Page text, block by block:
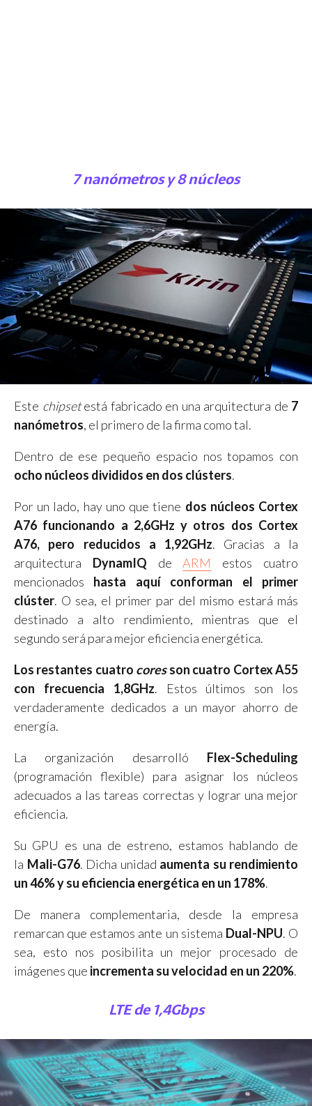
7 nanómetros y 8 núcleos
Este chipsetestá fabricado en una arquitectura de 7
nanómetros, el primero de la firma como tal.
Dentro de ese pequeño espacio nos topamos con
ocho núcleos divididos en dos clústers.
Por un lado, hay uno que tiene dos núcleos Cortex
A76 funcionando a 2,6GHz y otros dos Cortex
A76, pero reducidos a 1,92GHz. Gracias a la
arquitectura DynamIQ deARM
estos cuatro
mencionados hasta aquí conforman el primer
clúster. O sea, el primer par del mismo estará más
destinado a alto rendimiento, mientras que el
segundo será para mejor eficiencia energética.
Los restantes cuatro coresson cuatro Cortex A55
con frecuencia 1,8GHz. Estos últimos son los
verdaderamente dedicados a un mayor ahorro de
energía.
La organización desarrolló Flex-Scheduling
(programación flexible) para asignar los núcleos
adecuados a las tareas correctas y lograr una mejor
eficiencia.
Su GPU es una de estreno, estamos hablando de
la Mali-G76. Dicha unidad aumenta su rendimiento
un 46% y su eficiencia energética en un 178%.
De manera complementaria, desde la empresa
remarcan que estamos ante un sistema Dual-NPU. O
sea, esto nos posibilita un mejor procesado de
imágenes que incrementa su velocidad en un 220%.
LTE de 1,4Gbps